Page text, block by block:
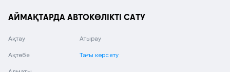
АЙМАҚТАРДА АВТОКӨЛІКТІ САТУ
Ақтау
Ақтөбе
Атырау
Тағы көрсету